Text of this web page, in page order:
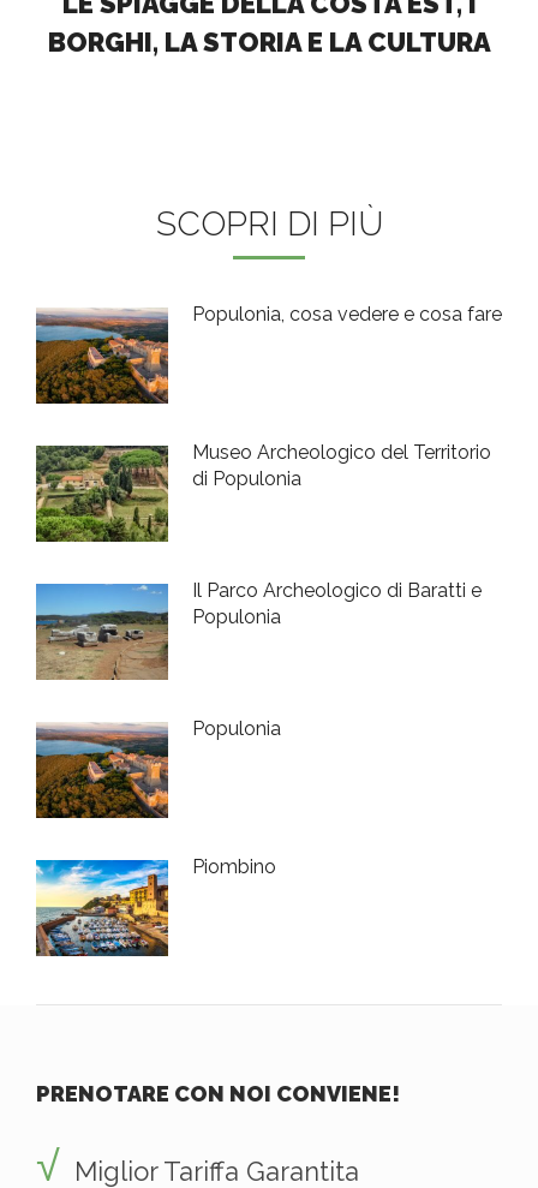
BORGHI, LA STORIA E LA CULTURA
SCOPRI DI PIÙ
Populonia, cosa vedere e cosa fare
Museo Archeologico del Territorio
di Populonia
Il Parco Archeologico di Baratti e
Populonia
Populonia
Piombino
PRENOTARE CON NOI CONVIENE!
Miglior Tariffa Garantita